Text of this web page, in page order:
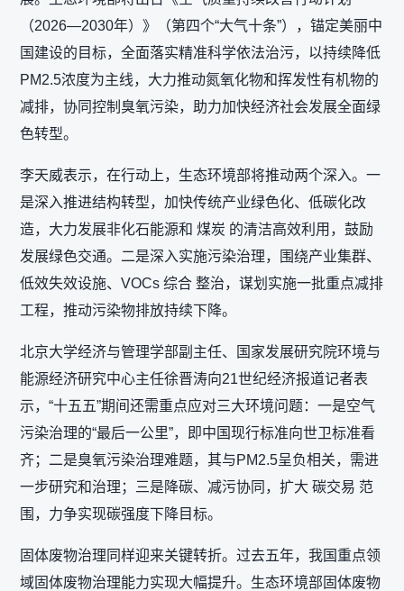
（2026—2030年）》（第四个“大气十条”），锚定美丽中
国建设的目标，全面落实精准科学依法治污，以持续降低
PM2.5浓度为主线，大力推动氮氧化物和挥发性有机物的
减排，协同控制臭氧污染，助力加快经济社会发展全面绿
色转型。
李天威表示，在行动上，生态环境部将推动两个深入。一
是深入推进结构转型，加快传统产业绿色化、低碳化改
造，大力发展非化石能源和 煤炭 的清洁高效利用，鼓励
发展绿色交通。二是深入实施污染治理，围绕产业集群、
低效失效设施、VOCs 综合 整治，谋划实施一批重点减排
工程，推动污染物排放持续下降。
北京大学经济与管理学部副主任、国家发展研究院环境与
能源经济研究中心主任徐晋涛向21世纪经济报道记者表
示，“十五五”期间还需重点应对三大环境问题：一是空气
污染治理的“最后一公里”，即中国现行标准向世卫标准看
齐；二是臭氧污染治理难题，其与PM2.5呈负相关，需进
一步研究和治理；三是降碳、减污协同，扩大 碳交易 范
围，力争实现碳强度下降目标。
固体废物治理同样迎来关键转折。过去五年，我国重点领
域固体废物治理能力实现大幅提升。生态环境部固体废物